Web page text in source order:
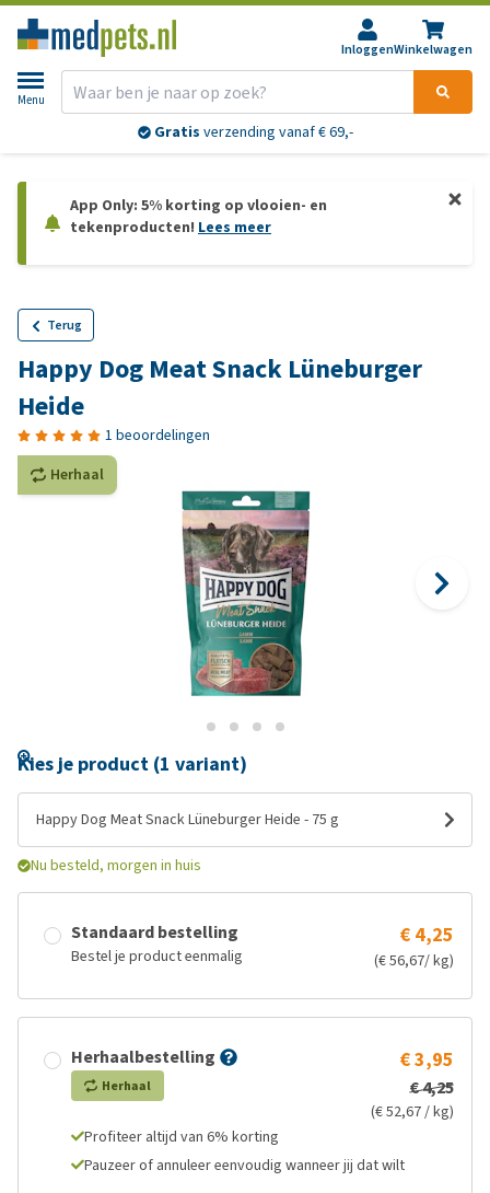
InloggenWinkelwagen
Menu
Gratis verzending vanaf € 69,-
App Only: 5% korting op vlooien- en
tekenproducten! Lees meer
Terug
Happy Dog Meat Snack Lüneburger
Heide
1 beoordelingen
Herhaal
Kies je product (1 variant)
Happy Dog Meat Snack Lüneburger Heide - 75 g
Nu besteld, morgen in huis
Standaard bestelling
Bestel je product eenmalig
€ 4,25
(€ 56,67/ kg)
Herhaalbestelling
Herhaal
€ 3,95
€ 4,25
(€ 52,67 / kg)
Profiteer altijd van 6% korting
Pauzeer of annuleer eenvoudig wanneer jij dat wilt